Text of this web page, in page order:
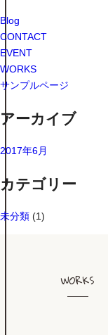
Blog
CONTACT
EVENT
WORKS
サンプルページ
アーカイブ
2017年6月
カテゴリー
未分類 (1)
WORKS